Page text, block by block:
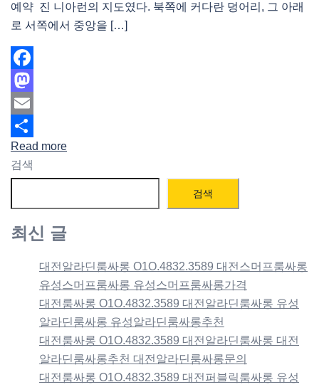
예약 진 니아런의 지도였다. 북쪽에 커다란 덩어리, 그 아래
로 서쪽에서 중앙을 […]
Facebook
Mastodon
Email
Share
Read more
검색
검색
최신 글
대전알라딘룸싸롱 O1O.4832.3589 대전스머프룸싸롱
유성스머프룸싸롱 유성스머프룸싸롱가격
대전룸싸롱 O1O.4832.3589 대전알라딘룸싸롱 유성
알라딘룸싸롱 유성알라딘룸싸롱추천
대전룸싸롱 O1O.4832.3589 대전알라딘룸싸롱 대전
알라딘룸싸롱추천 대전알라딘룸싸롱문의
대전룸싸롱 O1O.4832.3589 대전퍼블릭룸싸롱 유성